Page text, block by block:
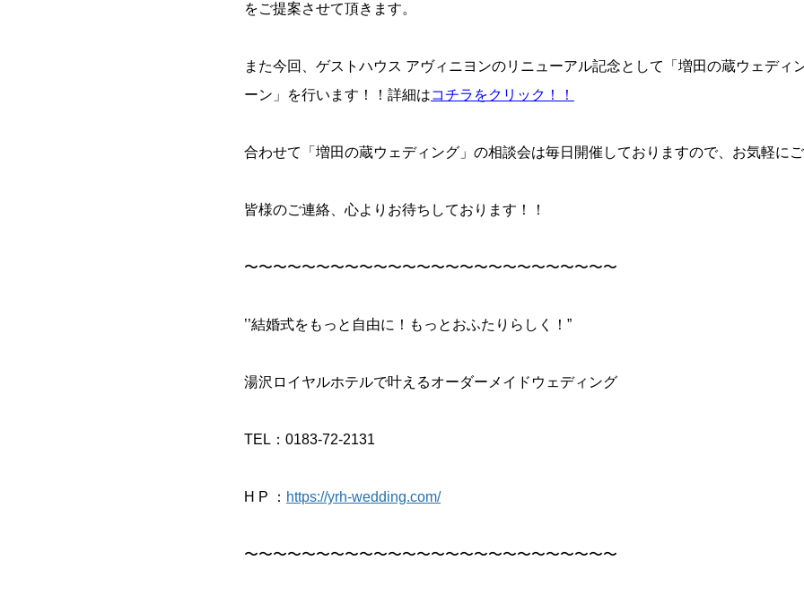
をご提案させて頂きます。
また今回、ゲストハウス アヴィニヨンのリニューアル記念として「増田の蔵ウェディ
ーン」を行います！！詳細はコチラをクリック！！
合わせて「増田の蔵ウェディング」の相談会は毎日開催しておりますので、お気軽に
皆様のご連絡、心よりお待ちしております！！
〜〜〜〜〜〜〜〜〜〜〜〜〜〜〜〜〜〜〜〜〜〜〜〜〜〜
’’結婚式をもっと自由に！もっとおふたりらしく！”
湯沢ロイヤルホテルで叶えるオーダーメイドウェディング
TEL：0183-72-2131
H P ： https://yrh-wedding.com/
〜〜〜〜〜〜〜〜〜〜〜〜〜〜〜〜〜〜〜〜〜〜〜〜〜〜